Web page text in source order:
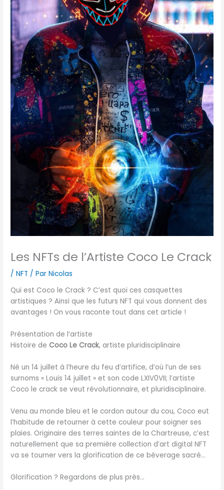
Les NFTs de l’Artiste Coco Le Crack
/NFT / ParNicolas
Qui est Coco le Crack ? C’est quoi ces casquettes
artistiques ? Ainsi que les futurs NFT qui vous donnent des
avantages ! On vous raconte tout dans cet article !
Présentation de l’artiste
Histoire de Coco Le Crack, artiste pluridisciplinaire
Né un 14 juillet à l’heure du feu d’artifice, d’où l’un de ses
surnoms « Louis 14 juillet » et son code LXIV0VII; l’artiste
Coco le crack se veut révolutionnaire, et pluridisciplinaire.
Venu au monde bleu et le cordon autour du cou, Coco eut
l’habitude de retourner à cette couleur pour soigner ses
plaies. Originaire des terres saintes de la Chartreuse, c’est
naturellement que sa première collection d’art digital NFT
va se tourner vers la glorification de ce béverage sacré…
Glorification ? Regardons de plus près…